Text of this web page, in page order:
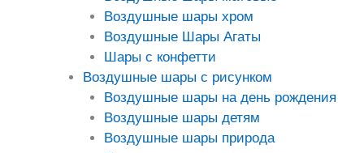
Воздушные шары хром
Воздушные Шары Агаты
Шары с конфетти
Воздушные шары с рисунком
Воздушные шары на день рождения
Воздушные шары детям
Воздушные шары природа